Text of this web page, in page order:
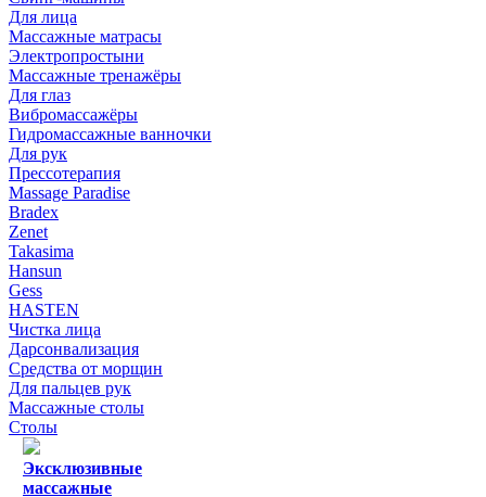
Для лица
Массажные матрасы
Электропростыни
Массажные тренажёры
Для глаз
Вибромассажёры
Гидромассажные ванночки
Для рук
Прессотерапия
Massage Paradise
Bradex
Zenet
Takasima
Hansun
Gess
HASTEN
Чистка лица
Дарсонвализация
Средства от морщин
Для пальцев рук
Массажные столы
Столы
Эксклюзивные
массажные